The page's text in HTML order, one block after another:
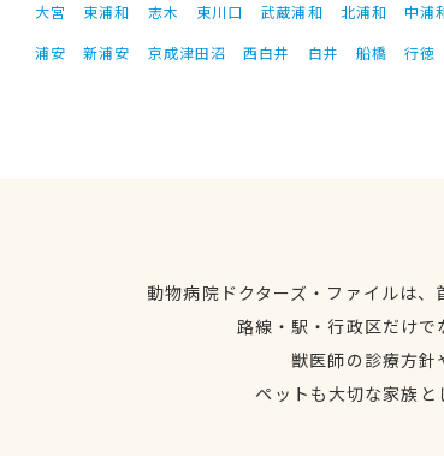
大宮 東浦和 志木 東川口 武蔵浦和 北浦和 中浦
浦安 新浦安 京成津田沼 西白井 白井 船橋 行徳
動物病院ドクターズ・ファイルは
路線・駅・行政区だけ
獣医師の診療方
ペットも大切な家族